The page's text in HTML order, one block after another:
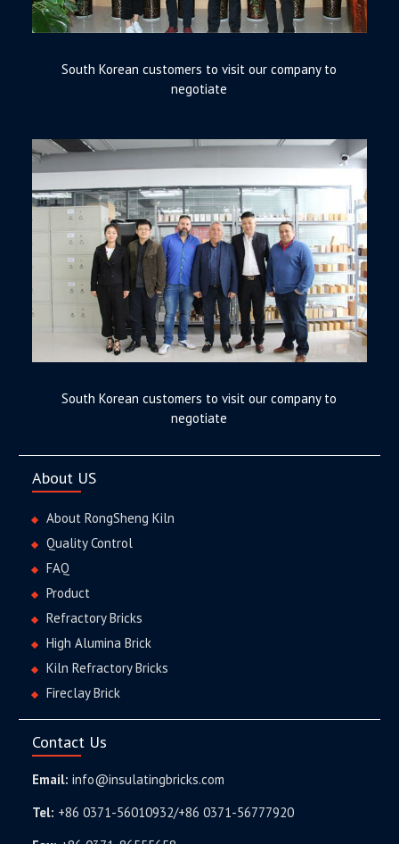
South Korean customers to visit our company to
negotiate
South Korean customers to visit our company to
negotiate
About US
About RongSheng Kiln
Quality Control
FAQ
Product
Refractory Bricks
High Alumina Brick
Kiln Refractory Bricks
Fireclay Brick
Contact Us
Email: info@insulatingbricks.com
Tel: +86 0371-56010932/+86 0371-56777920